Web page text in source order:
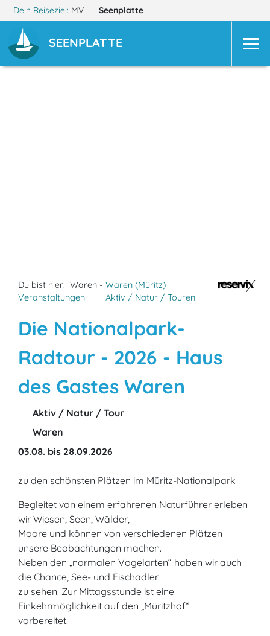
Dein Reiseziel: MV Seenplatte
SEENPLATTE
Du bist hier: Waren - Waren (Müritz)
Veranstaltungen
Aktiv / Natur / Touren
Die Nationalpark-
Radtour - 2026 - Haus
des Gastes Waren
Aktiv / Natur / Tour
Waren
03.08. bis 28.09.2026
zu den schönsten Plätzen im Müritz-Nationalpark
Begleitet von einem erfahrenen Naturführer erleben
wir Wiesen, Seen, Wälder,
Moore und können von verschiedenen Plätzen
unsere Beobachtungen machen.
Neben den „normalen Vogelarten“ haben wir auch
die Chance, See- und Fischadler
zu sehen. Zur Mittagsstunde ist eine
Einkehrmöglichkeit auf den „Müritzhof“
vorbereitet.